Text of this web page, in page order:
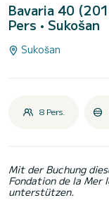
Bavaria 40
Pers • Sukošan
Sukošan
8 Pers.
Mit der Buchung
Fondation de la Mer
unterstützen.